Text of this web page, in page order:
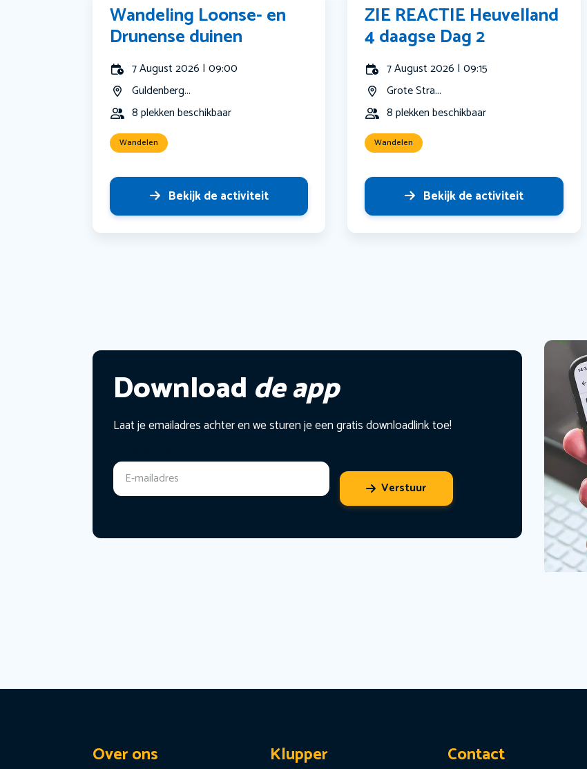
Wandeling Loonse- en
Drunense duinen
7 August 2026 | 09:00
Guldenberg...
8 plekken beschikbaar
Wandelen
Bekijk de activiteit
ZIE REACTIE Heuvelland
4 daagse Dag 2
7 August 2026 | 09:15
Grote Stra...
8 plekken beschikbaar
Wandelen
Bekijk de activiteit
Download de app
Laat je emailadres achter en we sturen je een gratis downloadlink toe!
Verstuur
Over ons Klupper Contact